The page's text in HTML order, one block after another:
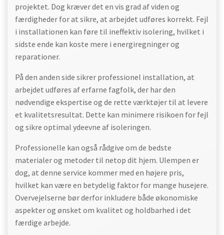
projektet. Dog kræver det en vis grad af viden og
færdigheder for at sikre, at arbejdet udføres korrekt. Fejl
i installationen kan føre til ineffektiv isolering, hvilket i
sidste ende kan koste mere i energiregninger og
reparationer.
På den anden side sikrer professionel installation, at
arbejdet udføres af erfarne fagfolk, der har den
nødvendige ekspertise og de rette værktøjer til at levere
et kvalitetsresultat. Dette kan minimere risikoen for fejl
og sikre optimal ydeevne af isoleringen.
Professionelle kan også rådgive om de bedste
materialer og metoder til netop dit hjem. Ulempen er
dog, at denne service kommer med en højere pris,
hvilket kan være en betydelig faktor for mange husejere.
Overvejelserne bør derfor inkludere både økonomiske
aspekter og ønsket om kvalitet og holdbarhed i det
færdige arbejde.